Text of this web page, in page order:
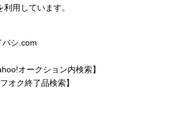
用しています。
バシ.com
オークション内検索】
フオク終了品検索】